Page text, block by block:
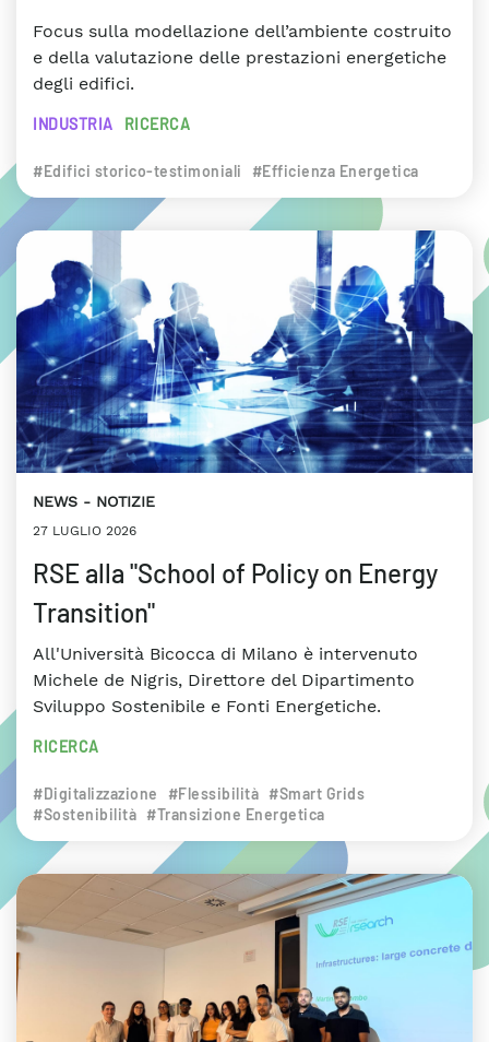
Focus sulla modellazione dell’ambiente costruito
e della valutazione delle prestazioni energetiche
degli edifici.
INDUSTRIA RICERCA
#Edifici storico-testimoniali #Efficienza Energetica
NEWS NOTIZIE
27 LUGLIO 2026
RSE alla "School of Policy on Energy
Transition"
All'Università Bicocca di Milano è intervenuto
Michele de Nigris, Direttore del Dipartimento
Sviluppo Sostenibile e Fonti Energetiche.
RICERCA
#Digitalizzazione #Flessibilità #Smart Grids
#Sostenibilità #Transizione Energetica